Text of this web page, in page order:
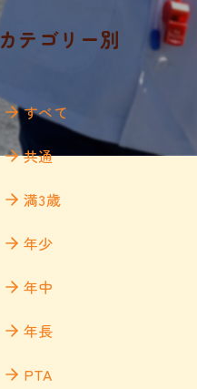
カテゴリー別
すべて
共通
満3歳
年少
年中
年長
PTA